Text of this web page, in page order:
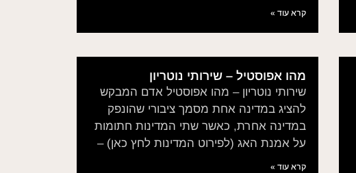
קרא עוד »
מהו אפוסטיל – שירותי נוטריון
שירותי נוטריון – מהו אפוסטיל אדם המבקש
להציג במדינה אחת מסמך ציבורי שהונפק
במדינה אחרת, כאשר שתי המדינות חתומות
על אמנת האג (לפירוט המדינות לחץ כאן) –
קרא עוד »